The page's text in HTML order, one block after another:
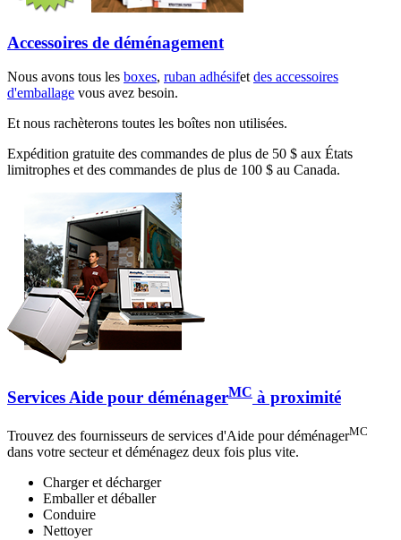
Accessoires de déménagement
Nous avons tous les boxes, ruban adhésifetdes accessoires
d'emballage vous avez besoin.
Et nous rachèterons toutes les boîtes non utilisées.
Expédition gratuite des commandes de plus de 50 $ aux États
limitrophes et des commandes de plus de 100 $ au Canada.
Services Aide pour déménagerMC à proximité
Trouvez des fournisseurs de services d'Aide pour déménagerMC
dans votre secteur et déménagez deux fois plus vite.
Charger et décharger
Emballer et déballer
Conduire
Nettoyer